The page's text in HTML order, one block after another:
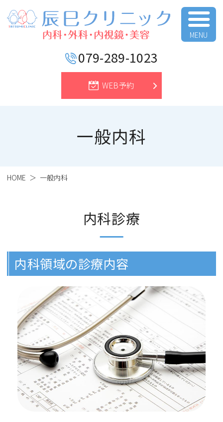
辰巳クリニック
079-289-1023
WEB予約
一般内科
HOME 一般内科
内科診療
内科領域の診療内容